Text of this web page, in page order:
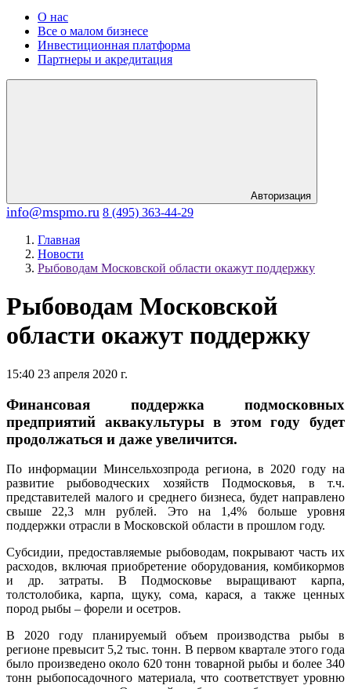
О нас
Все о малом бизнесе
Инвестиционная платформа
Партнеры и акредитация
Авторизация
info@mspmo.ru 8 (495) 363-44-29
Главная
Новости
Рыбоводам Московской области окажут поддержку
Рыбоводам Московской
области окажут поддержку
15:40 23 апреля 2020 г.
Финансовая поддержка подмосковных
предприятий аквакультуры в этом году будет
продолжаться и даже увеличится.
По информации Минсельхозпрода региона, в 2020 году на
развитие рыбоводческих хозяйств Подмосковья, в т.ч.
представителей малого и среднего бизнеса, будет направлено
свыше 22,3 млн рублей. Это на 1,4% больше уровня
поддержки отрасли в Московской области в прошлом году.
Субсидии, предоставляемые рыбоводам, покрывают часть их
расходов, включая приобретение оборудования, комбикормов
и др. затраты. В Подмосковье выращивают карпа,
толстолобика, карпа, щуку, сома, карася, а также ценных
пород рыбы – форели и осетров.
В 2020 году планируемый объем производства рыбы в
регионе превысит 5,2 тыс. тонн. В первом квартале этого года
было произведено около 620 тонн товарной рыбы и более 340
тонн рыбопосадочного материала, что соответствует уровню